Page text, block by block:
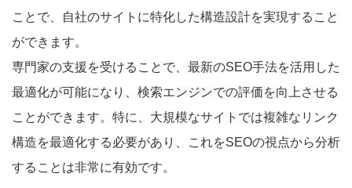
ことで、自社のサイトに特化した構造設計を実現すること
ができます。
専門家の支援を受けることで、最新のSEO手法を活用した
最適化が可能になり、検索エンジンでの評価を向上させる
ことができます。特に、大規模なサイトでは複雑なリンク
構造を最適化する必要があり、これをSEOの視点から分析
することは非常に有効です。